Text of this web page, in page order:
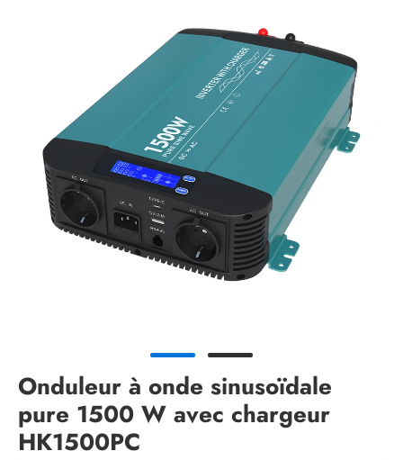
Onduleur à onde sinusoïdale
pure 1500 W avec chargeur
HK1500PC